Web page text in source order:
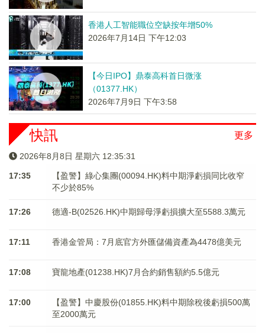
香港人工智能職位空缺按年增50%
2026年7月14日 下午12:03
【今日IPO】鼎泰高科首日微涨
（01377.HK）
2026年7月9日 下午3:58
更多
快訊
2026年8月8日 星期六 12:35:31
17:35
【盈警】綠心集團(00094.HK)料中期淨虧損同比收窄
不少於85%
17:26 德適-B(02526.HK)中期歸母淨虧損擴大至5588.3萬元
17:11 香港金管局：7月底官方外匯儲備資產為4478億美元
17:08 寶龍地產(01238.HK)7月合約銷售額約5.5億元
17:00
【盈警】中慶股份(01855.HK)料中期除稅後虧損500萬
至2000萬元